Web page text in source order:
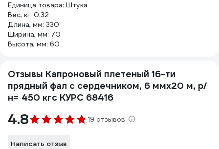
Единица товара: Штука
Вес, кг: 0.32
Длина, мм: 330
Ширина, мм: 70
Высота, мм: 60
Отзывы Капроновый плетеный 16-ти
прядный фал с сердечником, 6 ммх20 м, р/
н= 450 кгс КУРС 68416
4.8 19 отзывов
Написать отзыв